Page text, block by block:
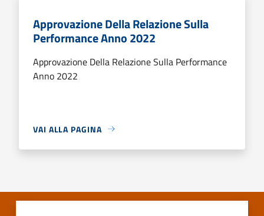
Approvazione Della Relazione Sulla
Performance Anno 2022
Approvazione Della Relazione Sulla Performance
Anno 2022
VAI ALLA PAGINA